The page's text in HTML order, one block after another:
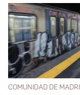
COMUNIDAD DE